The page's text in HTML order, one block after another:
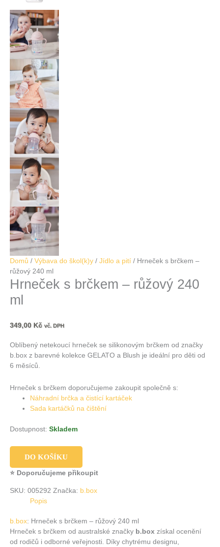
Domů / Výbava do škol(k)y / Jídlo a pití / Hrneček s brčkem –
růžový 240 ml
Hrneček s brčkem – růžový 240
ml
349,00 Kč vč. DPH
Oblíbený netekoucí hrneček se silikonovým brčkem od značky
b.box z barevné kolekce GELATO a Blush je ideální pro děti od
6 měsíců.
Hrneček s brčkem doporučujeme zakoupit společně s:
Náhradní brčka a čistící kartáček
Sada kartáčků na čištění
Dostupnost: Skladem
DO KOŠÍKU
⭐ Doporučujeme přikoupit
SKU: 005292 Značka: b.box
Popis
b.box: Hrneček s brčkem – růžový 240 ml
Hrneček s brčkem od australské značky b.box získal ocenění
od rodičů i odborné veřejnosti. Díky chytrému designu,